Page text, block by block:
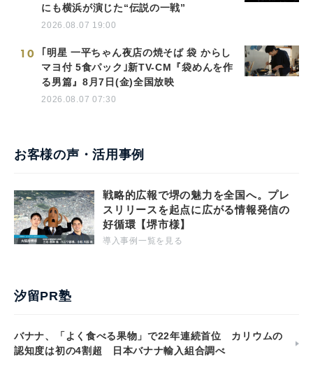
にも横浜が演じた“伝説の一戦”
2026.08.07 19:00
10
｢明星 一平ちゃん夜店の焼そば 袋 からし
マヨ付 5食パック｣新TV-CM『袋めんを作
る男篇』8月7日(金)全国放映
2026.08.07 07:30
お客様の声・活用事例
戦略的広報で堺の魅力を全国へ。プレ
スリリースを起点に広がる情報発信の
好循環【堺市様】
導入事例一覧を見る
汐留PR塾
バナナ、「よく食べる果物」で22年連続首位 カリウムの
認知度は初の4割超 日本バナナ輸入組合調べ